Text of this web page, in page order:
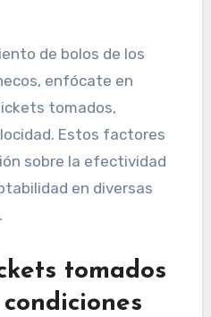
de bolos de los
enfócate en
tomados,
Estos factores
sobre la efectividad
en diversas
tomados